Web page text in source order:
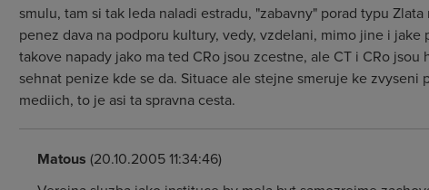
smulu, tam si tak leda naladi estradu, "zabavny" porad typu
penez dava na podporu kultury, vedy, vzdelani, mimo jine i
takove napady jako ma ted CRo jsou zcestne, ale CT i CRo
sehnat penize kde se da. Situace ale stejne smeruje ke
mediich, to je asi ta spravna cesta.
Matous (20.10.2005 11:34:46)